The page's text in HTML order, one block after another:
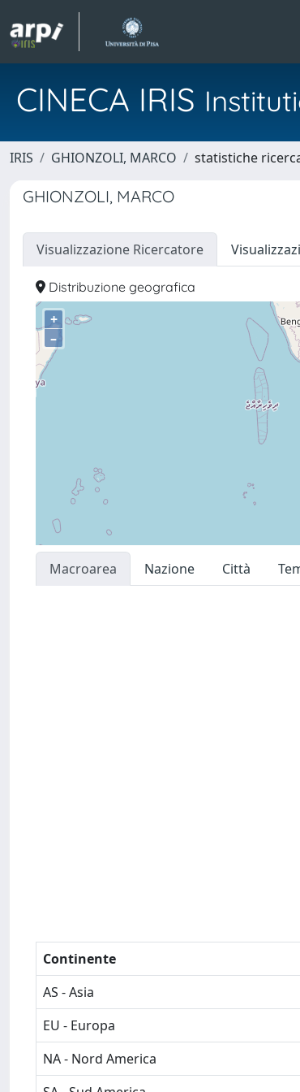
CINECA IRIS
IRIS GHIONZOLI, MARCO statistiche
GHIONZOLI, MARCO
Visualizzazione Ricercatore
Distribuzione geografica
+
–
Macroarea Nazione Città
Continente
AS - Asia
EU - Europa
NA - Nord America